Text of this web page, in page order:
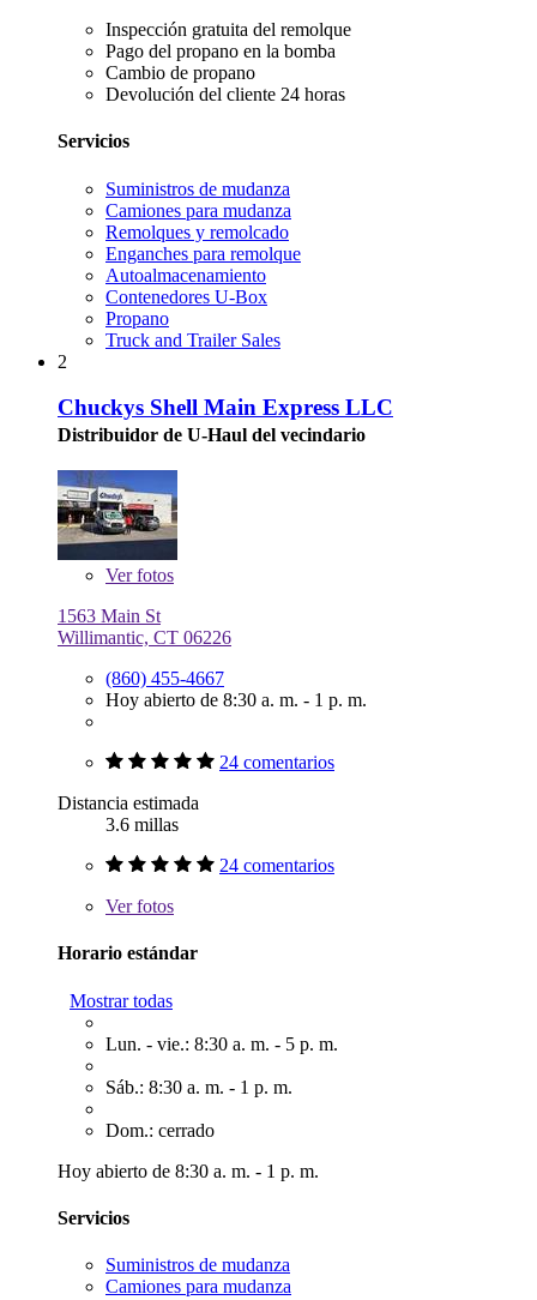
Inspección gratuita del remolque
Pago del propano en la bomba
Cambio de propano
Devolución del cliente 24 horas
Servicios
Suministros de mudanza
Camiones para mudanza
Remolques y remolcado
Enganches para remolque
Autoalmacenamiento
Contenedores U-Box
Propano
Truck and Trailer Sales
2
Chuckys Shell Main Express LLC
Distribuidor de U-Haul del vecindario
Verfotos
1563 Main St
Willimantic, CT 06226
(860) 455-4667
Hoy abierto de 8:30 a. m. - 1 p. m.
24 comentarios
Distancia estimada
3.6 millas
24 comentarios
Verfotos
Horario estándar
Mostrar todas
Lun. - vie.: 8:30 a. m. - 5 p. m.
Sáb.: 8:30 a. m. - 1 p. m.
Dom.: cerrado
Hoy abierto de 8:30 a. m. - 1 p. m.
Servicios
Suministros de mudanza
Camiones para mudanza